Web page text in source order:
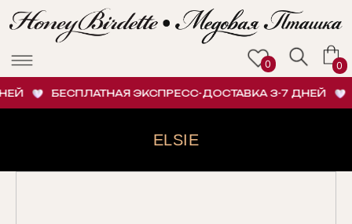
БЕСПЛАТНАЯ ЭКСПРЕСС-ДОСТАВКА 3-7 ДНЕЙ
ELSIE